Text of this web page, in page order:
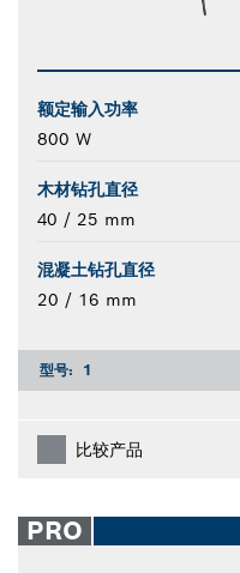
额定输入功率
800 W
木材钻孔直径
40 / 25 mm
混凝土钻孔直径
20 / 16 mm
型号: 1
比较产品
PRO